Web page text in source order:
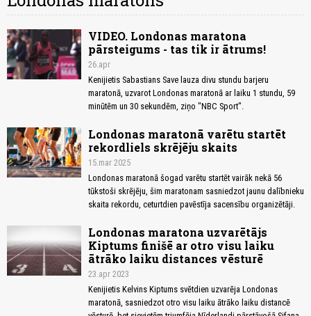
VIDEO. Londonas maratona
pārsteigums - tas tik ir ātrums!
26.apr
Kenijietis Sabastians Save lauza divu stundu barjeru
maratonā, uzvarot Londonas maratonā ar laiku 1 stundu, 59
minūtēm un 30 sekundēm, ziņo "NBC Sport".
Londonas maratonā varētu startēt
rekordliels skrējēju skaits
15.mar 2025
Londonas maratonā šogad varētu startēt vairāk nekā 56
tūkstoši skrējēju, šim maratonam sasniedzot jaunu dalībnieku
skaita rekordu, ceturtdien pavēstīja sacensību organizētāji.
Londonas maratona uzvarētājs
Kiptums finišē ar otro visu laiku
ātrāko laiku distances vēsturē
23.apr 2023
Kenijietis Kelvins Kiptums svētdien uzvarēja Londonas
maratonā, sasniedzot otro visu laiku ātrāko laiku distancē